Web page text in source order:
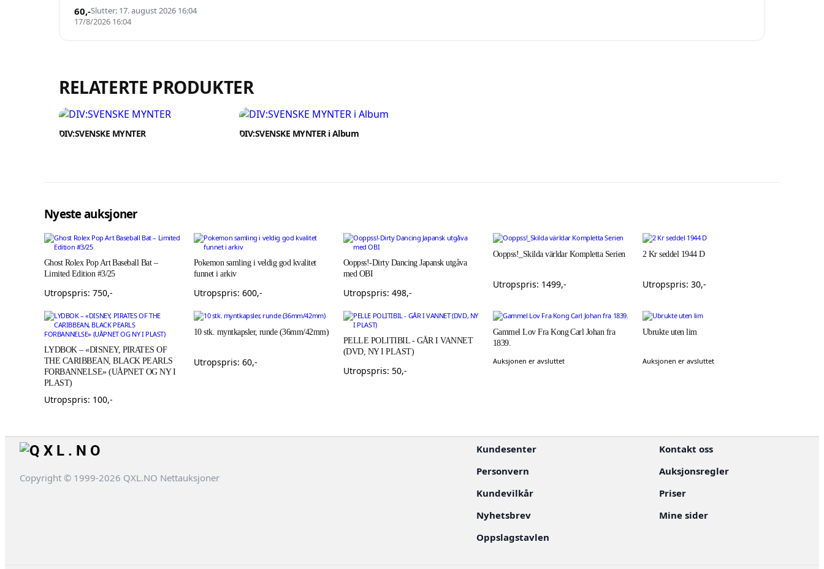
Slutter: 17. august 2026 16:04
17/8/2026 16:04
60,-
RELATERTE PRODUKTER
DIV:SVENSKE MYNTER DIV:SVENSKE MYNTER i Album
Nyeste auksjoner
Ghost Rolex Pop Art Baseball Bat –
Limited Edition #3/25
Utropspris: 750,-
Pokemon samling i veldig god kvalitet
funnet i arkiv
Utropspris: 600,-
Ooppss!-Dirty Dancing Japansk utgåva
med OBI
Utropspris: 498,-
Ooppss!_Skilda världar Kompletta Serien
Utropspris: 1499,-
2 Kr seddel 1944 D
Utropspris: 30,-
LYDBOK – «DISNEY, PIRATES OF
THE CARIBBEAN, BLACK PEARLS
FORBANNELSE» (UÅPNET OG NY I
PLAST)
Utropspris: 100,-
10 stk. myntkapsler, runde (36mm/42mm)
Utropspris: 60,-
PELLE POLITIBIL - GÅR I VANNET
(DVD, NY I PLAST)
Utropspris: 50,-
Gammel Lov Fra Kong Carl Johan fra
1839.
Auksjonen er avsluttet
Ubrukte uten lim
Auksjonen er avsluttet
Copyright © 1999-2026 QXL.NO Nettauksjoner
Kundesenter
Kontakt oss
Personvern
Auksjonsregler
Kundevilkår
Priser
Nyhetsbrev
Mine sider
Oppslagstavlen